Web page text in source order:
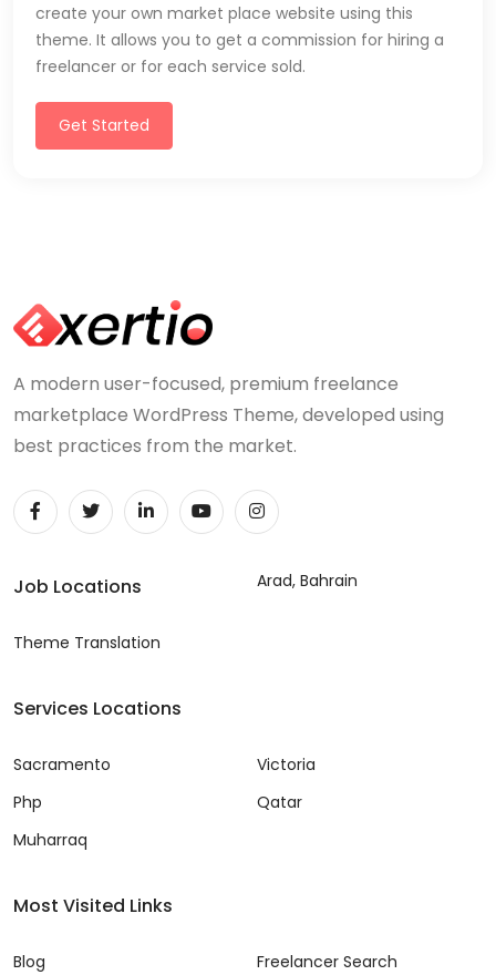
create your own market place website using this
theme. It allows you to get a commission for hiring a
freelancer or for each service sold.
Get Started
A modern user-focused, premium freelance
marketplace WordPress Theme, developed using
best practices from the market.
Job Locations
Theme Translation
Arad, Bahrain
Services Locations
Sacramento
Php
Muharraq
Victoria
Qatar
Most Visited Links
Blog Freelancer Search